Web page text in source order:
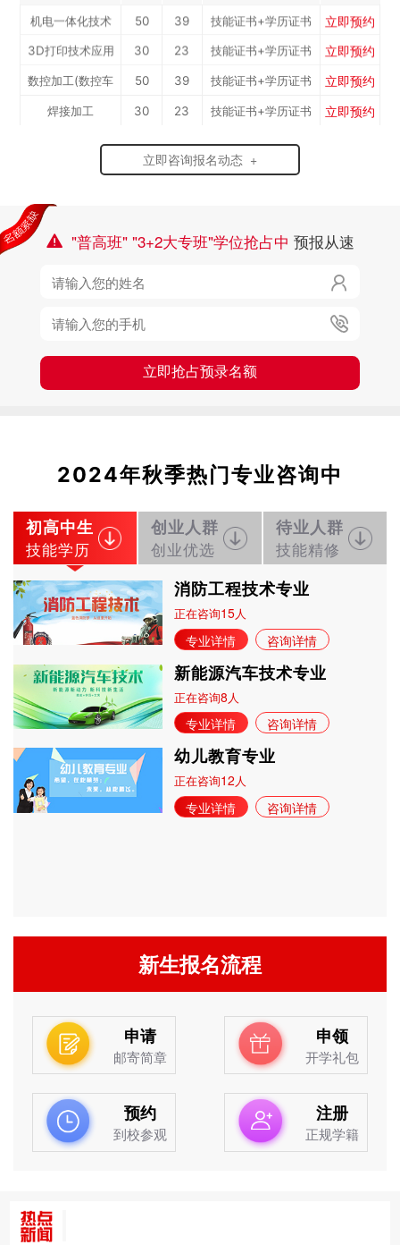
机电一体化技术 50 39 技能证书+学历证书 立即预约
3D打印技术应用 30 23 技能证书+学历证书 立即预约
数控加工(数控车
工）
50 39 技能证书+学历证书 立即预约
焊接加工 30 23 技能证书+学历证书 立即预约
农业机械运维 30 23 技能证书+学历证书
计算机应用与维修
轨道交通车辆运检 50 立即预约
铁路客运服务 150 立即预约
公路施工与养护 30 23 技能证书+学历证书 立即预约
立即咨询报名动态 +
 "普高班" "3+2大专班"学位抢占中 预报从速


立即抢占预录名额
2024年秋季热门专业咨询中
初高中生
技能学历
创业人群
创业优选
待业人群
技能精修
消防工程技术专业
正在咨询15人
专业详情 咨询详情
新能源汽车技术专业
正在咨询8 人
专业详情 咨询详情
幼儿教育专业
正在咨询12人
专业详情 咨询详情
新生报名流程
申请
邮寄简章
申领
开学礼包
预约
到校参观
注册
正规学籍